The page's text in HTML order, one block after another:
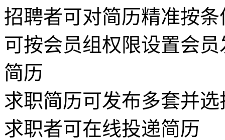
招聘者可对简历精准按条
可按会员组权限设置会
简历
求职简历可发布多套并选
求职者可在线投递简历